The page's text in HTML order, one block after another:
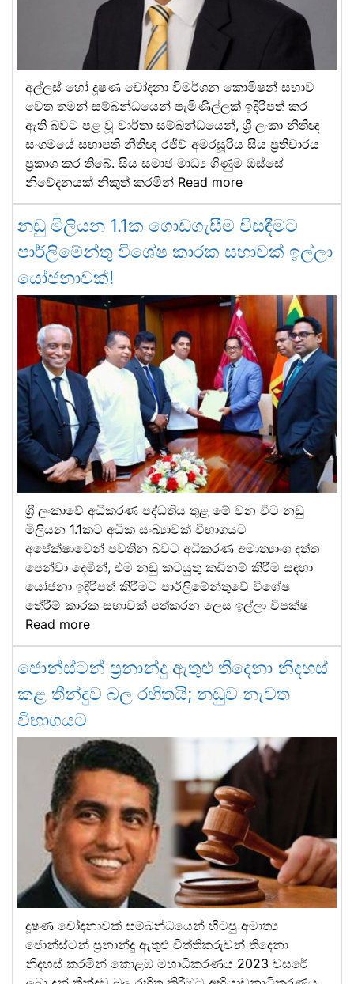
අල්ලස් හෝ දූෂණ චෝදනා විමර්ශන කොමිෂන් සභාව
වෙත තමන් සම්බන්ධයෙන් පැමිණිල්ලක් ඉදිරිපත් කර
ඇති බවට පළ වූ වාර්තා සම්බන්ධයෙන්, ශ්‍රී ලංකා නීතිඥ
සංගමයේ සභාපති නීතිඥ රජීව් අමරසූරිය සිය ප්‍රතිචාරය
ප්‍රකාශ කර තිබේ. සිය සමාජ මාධ්‍ය ගිණුම ඔස්සේ
නිවේදනයක් නිකුත් කරමින් Read more
නඩු මිලියන 1.1ක ගොඩගැසීම විසඳීමට
පාර්ලිමේන්තු විශේෂ කාරක සභාවක් ඉල්ලා
යෝජනාවක්!
ශ්‍රී ලංකාවේ අධිකරණ පද්ධතිය තුළ මේ වන විට නඩු
මිලියන 1.1කට අධික සංඛ්‍යාවක් විභාගයට
අපේක්ෂාවෙන් පවතින බවට අධිකරණ අමාත්‍යාංශ දත්ත
පෙන්වා දෙමින්, එම නඩු කටයුතු කඩිනම් කිරීම සඳහා
යෝජනා ඉදිරිපත් කිරීමට පාර්ලිමේන්තුවේ විශේෂ
තේරීම් කාරක සභාවක් පත්කරන ලෙස ඉල්ලා විපක්ෂ
Read more
ජොන්ස්ටන් ප්‍රනාන්දු ඇතුළු තිදෙනා නිදහස්
කළ තීන්දුව බල රහිතයි; නඩුව නැවත
විභාගයට
දූෂණ චෝදනාවක් සම්බන්ධයෙන් හිටපු අමාත්‍ය
ජොන්ස්ටන් ප්‍රනාන්දු ඇතුළු විත්තිකරුවන් තිදෙනා
නිදහස් කරමින් කොළඹ මහාධිකරණය 2023 වසරේ